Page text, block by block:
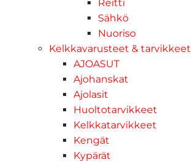
Reitti
Sähkö
Nuoriso
Kelkkavarusteet & tarvikkeet
AJOASUT
Ajohanskat
Ajolasit
Huoltotarvikkeet
Kelkkatarvikkeet
Kengät
Kypärät